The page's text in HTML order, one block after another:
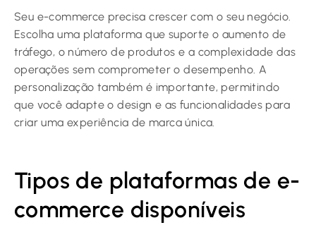
Seu e-commerce precisa crescer com o seu negócio.
Escolha uma plataforma que suporte o aumento de
tráfego, o número de produtos e a complexidade das
operações sem comprometer o desempenho. A
personalização também é importante, permitindo
que você adapte o design e as funcionalidades para
criar uma experiência de marca única.
Tipos de plataformas de e-
commerce disponíveis